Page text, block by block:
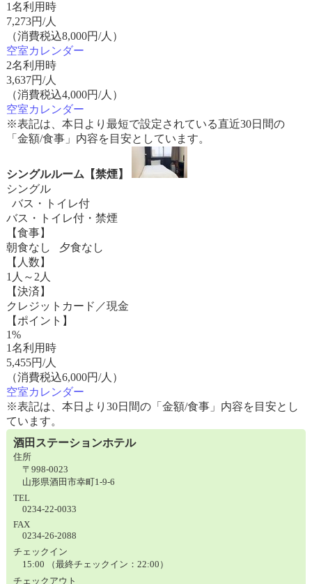
1名利用時
7,273円/人
（消費税込8,000円/人）
空室カレンダー
2名利用時
3,637円/人
（消費税込4,000円/人）
空室カレンダー
※表記は、本日より最短で設定されている直近30日間の
「金額/食事」内容を目安としています。
シングルルーム【禁煙】
シングル
バス・トイレ付
バス・トイレ付・禁煙
【食事】
朝食なし 夕食なし
【人数】
1人～2人
【決済】
クレジットカード／現金
【ポイント】
1%
1名利用時
5,455円/人
（消費税込6,000円/人）
空室カレンダー
※表記は、本日より30日間の「金額/食事」内容を目安とし
ています。
酒田ステーションホテル
住所
〒998-0023
山形県酒田市幸町1-9-6
TEL
0234-22-0033
FAX
0234-26-2088
チェックイン
15:00 （最終チェックイン：22:00）
チェックアウト